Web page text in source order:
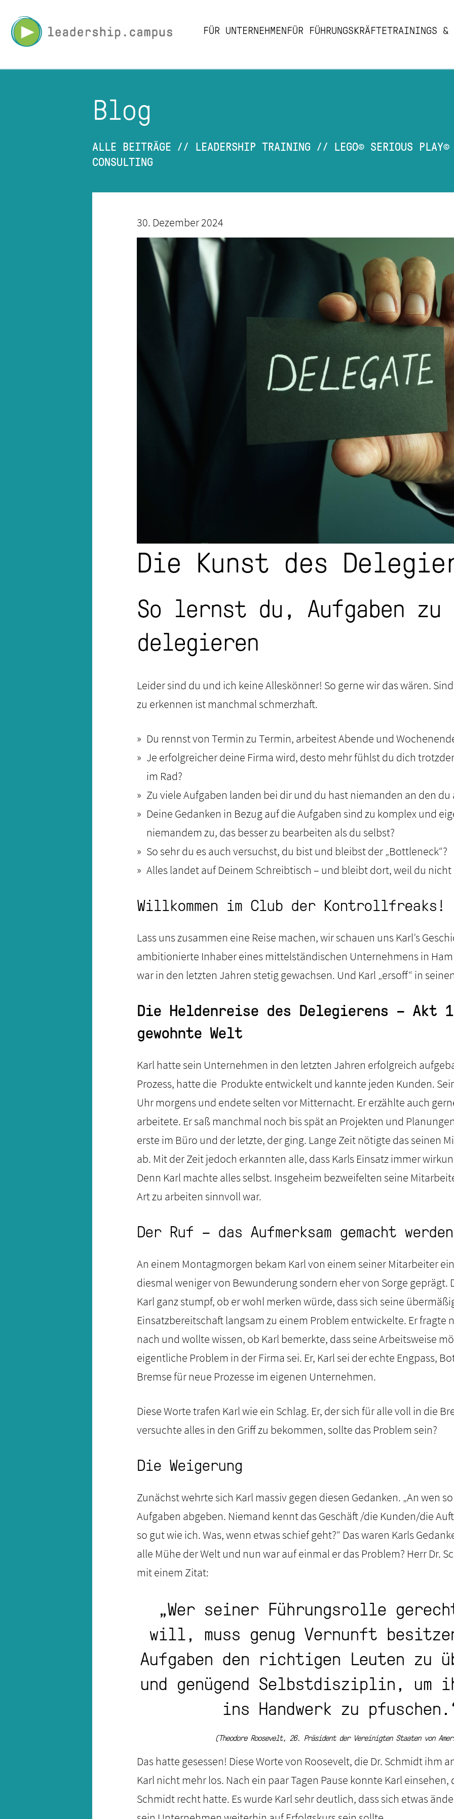
FÜR UNTERNEHMENFÜR FÜHRUNGSKRÄFTETRAININGS &
Blog
ALLE BEITRÄGE // LEADERSHIP TRAINING //
LEGO© SERIOUS PLAY©
CONSULTING
30. Dezember 2024
Die Kunst des
So lernst du, Aufgaben zu
delegieren
Leider sind du und ich keine Alleskönner! So gerne wir das wären.
zu erkennen ist manchmal schmerzhaft.
Du rennst von Termin zu Termin, arbeitest Abende und
Je erfolgreicher deine Firma wird, desto mehr fühlst du dich
im Rad?
Zu viele Aufgaben landen bei dir und du hast niemanden an den
Deine Gedanken in Bezug auf die Aufgaben sind zu komplex und
niemandem zu, das besser zu bearbeiten als du selbst?
So sehr du es auch versuchst, du bist und bleibst der „Bottleneck“?
Alles landet auf Deinem Schreibtisch – und bleibt dort, weil du
Willkommen im Club der Kontrollfreaks!
Lass uns zusammen eine Reise machen, wir schauen uns Karl’s
ambitionierte Inhaber eines mittelständischen Unternehmens in
war in den letzten Jahren stetig gewachsen. Und Karl „ersoff“ in
Die Heldenreise des Delegierens – Akt
gewohnte Welt
Karl hatte sein Unternehmen in den letzten Jahren erfolgreich
Prozess, hatte die Produkte entwickelt und kannte jeden Kunden.
Uhr morgens und endete selten vor Mitternacht. Er erzählte auch
arbeitete. Er saß manchmal noch bis spät an Projekten und
erste im Büro und der letzte, der ging. Lange Zeit nötigte das seinen
ab. Mit der Zeit jedoch erkannten alle, dass Karls Einsatz immer
Denn Karl machte alles selbst. Insgeheim bezweifelten seine
Art zu arbeiten sinnvoll war.
Der Ruf – das Aufmerksam gemacht werden
An einem Montagmorgen bekam Karl von einem seiner Mitarbeiter
diesmal weniger von Bewunderung sondern eher von Sorge geprägt.
Karl ganz stumpf, ob er wohl merken würde, dass sich seine
Einsatzbereitschaft langsam zu einem Problem entwickelte. Er fragte
nach und wollte wissen, ob Karl bemerkte, dass seine Arbeitsweise
eigentliche Problem in der Firma sei. Er, Karl sei der echte Engpass,
Bremse für neue Prozesse im eigenen Unternehmen.
Diese Worte trafen Karl wie ein Schlag. Er, der sich für alle voll in die
versuchte alles in den Griff zu bekommen, sollte das Problem sein?
Die Weigerung
Zunächst wehrte sich Karl massiv gegen diesen Gedanken. „An wen
Aufgaben abgeben. Niemand kennt das Geschäft /die Kunden/die
so gut wie ich. Was, wenn etwas schief geht?“ Das waren Karls
alle Mühe der Welt und nun war auf einmal er das Problem? Herr Dr.
mit einem Zitat:
„Wer seiner Führungsrolle
will, muss genug Vernunft
Aufgaben den richtigen Leuten zu
und genügend Selbstdisziplin, um
ins Handwerk zu
(Theodore Roosevelt, 26. Präsident der Vereinigten Staaten von
Das hatte gesessen! Diese Worte von Roosevelt, die Dr. Schmidt ihm
Karl nicht mehr los. Nach ein paar Tagen Pause konnte Karl einsehen,
Schmidt recht hatte. Es wurde Karl sehr deutlich, dass sich etwas